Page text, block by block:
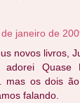
janeiro de
novos livros,
adorei
mas os dois
falando.